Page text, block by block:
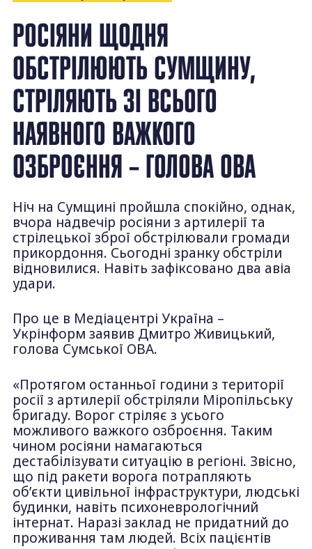
РОСІЯНИ ЩОДНЯ
ОБСТРІЛЮЮТЬ СУМЩИНУ,
СТРІЛЯЮТЬ ЗІ ВСЬОГО
НАЯВНОГО ВАЖКОГО
ОЗБРОЄННЯ – ГОЛОВА ОВА
Ніч на Сумщині пройшла спокійно, однак,
вчора надвечір росіяни з артилерії та
стрілецької зброї обстрілювали громади
прикордоння. Сьогодні зранку обстріли
відновилися. Навіть зафіксовано два авіа
удари.
Про це в Медіацентрі Україна –
Укрінформ заявив Дмитро Живицький,
голова Сумської ОВА.
«Протягом останньої години з території
росії з артилерії обстріляли Міропільську
бригаду. Ворог стріляє з усього
можливого важкого озброєння. Таким
чином росіяни намагаються
дестабілізувати ситуацію в регіоні. Звісно,
що під ракети ворога потрапляють
об’єкти цивільної інфраструктури, людські
будинки, навіть психоневрологічний
інтернат. Наразі заклад не придатний до
проживання там людей. Всіх пацієнтів